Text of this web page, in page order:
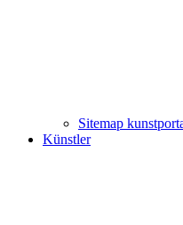
Sitemap
Künstler